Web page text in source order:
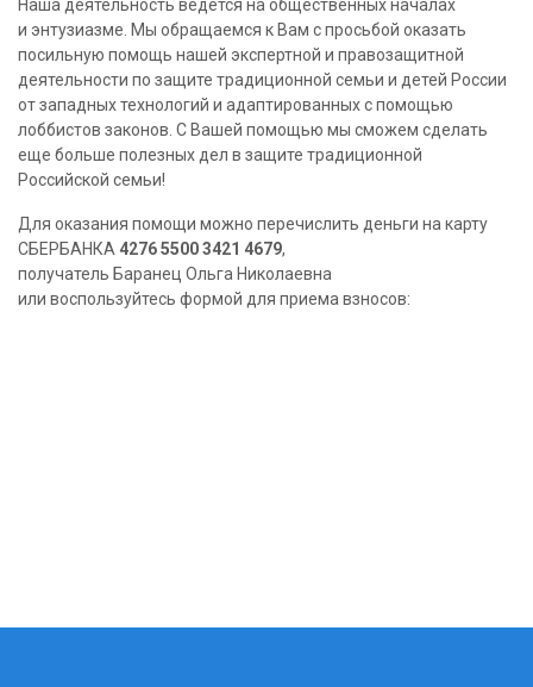
Наша деятельность ведется на общественных началах
и энтузиазме. Мы обращаемся к Вам с просьбой оказать
посильную помощь нашей экспертной и правозащитной
деятельности по защите традиционной семьи и детей России
от западных технологий и адаптированных с помощью
лоббистов законов. С Вашей помощью мы сможем сделать
еще больше полезных дел в защите традиционной
Российской семьи!
Для оказания помощи можно перечислить деньги на карту
СБЕРБАНКА 4276 5500 3421 4679,
получатель Баранец Ольга Николаевна
или воспользуйтесь формой для приема взносов: